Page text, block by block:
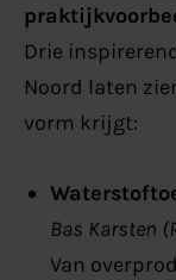
Drie
Noord laten
vorm krijgt:
Bas Karsten
Van